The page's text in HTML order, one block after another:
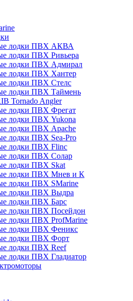
лодки ПВХ АКВА
лодки ПВХ Ривьера
лодки ПВХ Адмирал
лодки ПВХ Хантер
лодки ПВХ Стелс
лодки ПВХ Таймень
Tornado Angler
лодки ПВХ Фрегат
лодки ПВХ Yukona
лодки ПВХ Apache
лодки ПВХ Sea-Pro
лодки ПВХ Flinc
лодки ПВХ Солар
лодки ПВХ Skat
лодки ПВХ Мнев и К
лодки ПВХ SMarine
лодки ПВХ Выдра
лодки ПВХ Барс
лодки ПВХ Посейдон
лодки ПВХ ProfMarine
лодки ПВХ Феникс
лодки ПВХ Форт
лодки ПВХ Reef
лодки ПВХ Гладиатор